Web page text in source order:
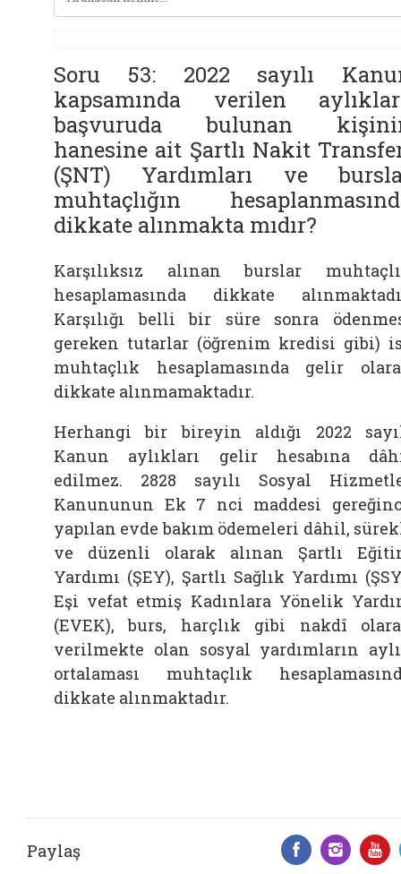
Soru 53: 2022 sayılı
kapsamında verilen
başvuruda bulunan
hanesine ait Şartlı Nakit
(ŞNT) Yardımları ve
muhtaçlığın
dikkate alınmakta mıdır?
Karşılıksız alınan burslar
hesaplamasında dikkate
Karşılığı belli bir süre sonra
gereken tutarlar (öğrenim kredisi gibi)
muhtaçlık hesaplamasında gelir
dikkate alınmamaktadır.
Herhangi bir bireyin aldığı 2022
Kanun aylıkları gelir hesabına
edilmez. 2828 sayılı Sosyal
Kanununun Ek 7 nci maddesi
yapılan evde bakım ödemeleri dâhil,
ve düzenli olarak alınan Şartlı
Yardımı (ŞEY), Şartlı Sağlık Yardımı
Eşi vefat etmiş Kadınlara Yönelik
(EVEK), burs, harçlık gibi nakdî
verilmekte olan sosyal yardımların
ortalaması muhtaçlık
dikkate alınmaktadır.
Paylaş